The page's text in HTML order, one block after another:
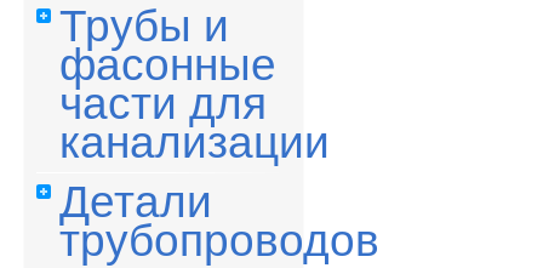
Трубы и
фасонные
части для
канализации
Детали
трубопроводов